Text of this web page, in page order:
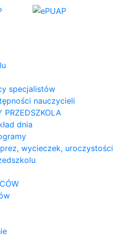
specjalistów
nauczycieli
PRZEDSZKOLA
dnia
wycieczek, uroczystości